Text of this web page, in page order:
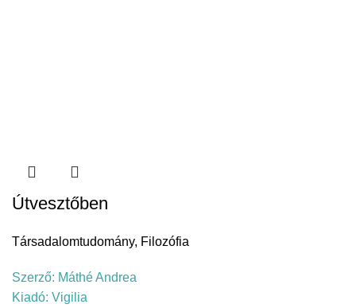
Útvesztőben
Társadalomtudomány, Filozófia
Szerző: Máthé Andrea
Kiadó: Vigilia